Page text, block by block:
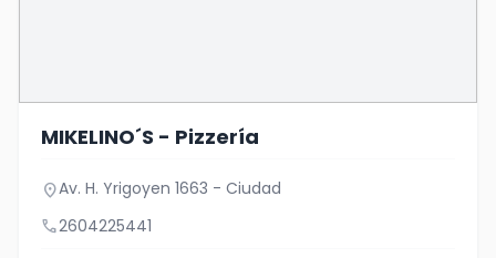
MIKELINO´S - Pizzería
location_onAv. H. Yrigoyen 1663 - Ciudad
call2604225441